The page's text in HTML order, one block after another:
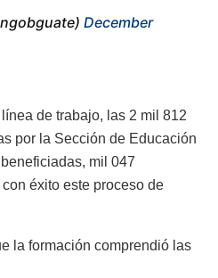
December
de trabajo, las 2 mil 812
por la Sección de Educación
mil 047
éxito este proceso de
la formación comprendió las